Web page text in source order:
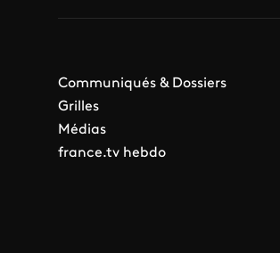
Communiqués & Dossiers
Grilles
Médias
france.tv hebdo